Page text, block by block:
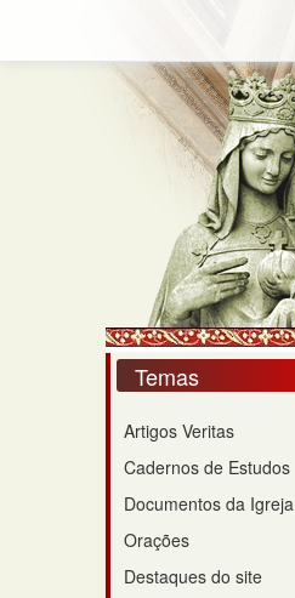
Temas
Artigos Veritas
Cadernos de Estudos
Documentos da Igreja
Orações
Destaques do site